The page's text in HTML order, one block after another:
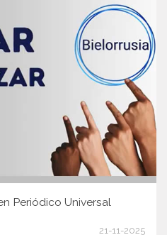
Periódico Universal
21-11-2025